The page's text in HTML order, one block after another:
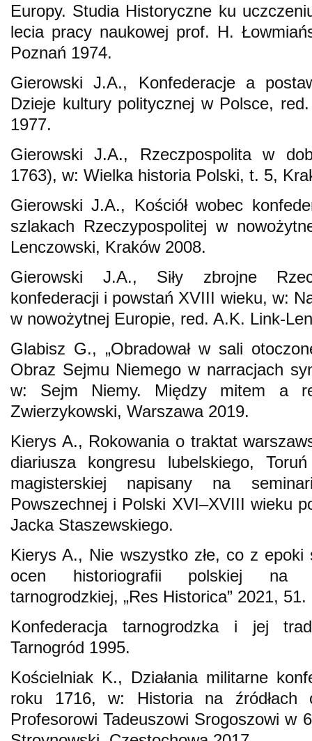
Europy. Studia Historyczne ku
lecia pracy naukowej prof. H.
Poznań 1974.
Gierowski J.A., Konfederacje a
Dzieje kultury politycznej w Polsce,
1977.
Gierowski J.A., Rzeczpospolita w
1763), w: Wielka historia Polski, t. 5,
Gierowski J.A., Kościół wobec
szlakach Rzeczypospolitej w
Lenczowski, Kraków 2008.
Gierowski J.A., Siły zbrojne
konfederacji i powstań XVIII wieku, w:
w nowożytnej Europie, red. A.K. Link-
Glabisz G., „Obradował w sali
Obraz Sejmu Niemego w narracjach
w: Sejm Niemy. Między mitem a
Zwierzykowski, Warszawa 2019.
Kierys A., Rokowania o traktat
diariusza kongresu lubelskiego,
magisterskiej napisany na
Powszechnej i Polski XVI–XVIII wieku
Jacka Staszewskiego.
Kierys A., Nie wszystko złe, co z
ocen historiografii polskiej na
tarnogrodzkiej, „Res Historica” 2021, 51.
Konfederacja tarnogrodzka i jej
Tarnogród 1995.
Kościelniak K., Działania militarne
roku 1716, w: Historia na źródłach
Profesorowi Tadeuszowi Srogoszowi w